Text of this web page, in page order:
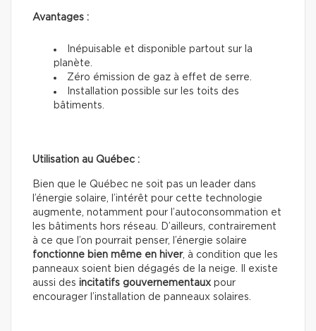
Avantages :
Inépuisable et disponible partout sur la
planète.
Zéro émission de gaz à effet de serre.
Installation possible sur les toits des
bâtiments.
Utilisation au Québec :
Bien que le Québec ne soit pas un leader dans
l’énergie solaire, l’intérêt pour cette technologie
augmente, notamment pour l’autoconsommation et
les bâtiments hors réseau. D’ailleurs, contrairement
à ce que l’on pourrait penser, l’énergie solaire
fonctionne bien même en hiver, à condition que les
panneaux soient bien dégagés de la neige. Il existe
aussi des incitatifs gouvernementaux pour
encourager l’installation de panneaux solaires.